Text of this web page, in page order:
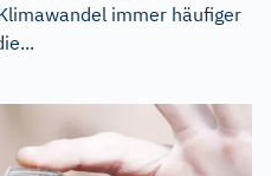
immer häufiger